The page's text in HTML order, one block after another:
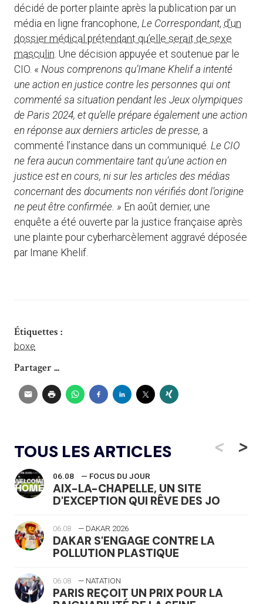
décidé de porter plainte après la publication par un
média en ligne francophone, Le Correspondant, d’un
dossier médical prétendant qu’elle serait de sexe
masculin. Une décision appuyée et soutenue par le
CIO. « Nous comprenons qu’Imane Khelif a intenté
une action en justice contre les personnes qui ont
commenté sa situation pendant les Jeux olympiques
de Paris 2024, et qu’elle prépare également une action
en réponse aux derniers articles de presse, a
commenté l’instance dans un communiqué. Le CIO
ne fera aucun commentaire tant qu’une action en
justice est en cours, ni sur les articles des médias
concernant des documents non vérifiés dont l’origine
ne peut être confirmée. » En août dernier, une
enquête a été ouverte par la justice française après
une plainte pour cyberharcèlement aggravé déposée
par Imane Khelif.
Étiquettes :
boxe
Partager ...
TOUS LES ARTICLES <
06.08 — FOCUS DU JOUR
AIX-LA-CHAPELLE, UN SITE
D'EXCEPTION QUI RÊVE DES JO
06.08 — DAKAR 2026
DAKAR S'ENGAGE CONTRE LA
POLLUTION PLASTIQUE
06.08 — NATATION
PARIS REÇOIT UN PRIX POUR LA
>